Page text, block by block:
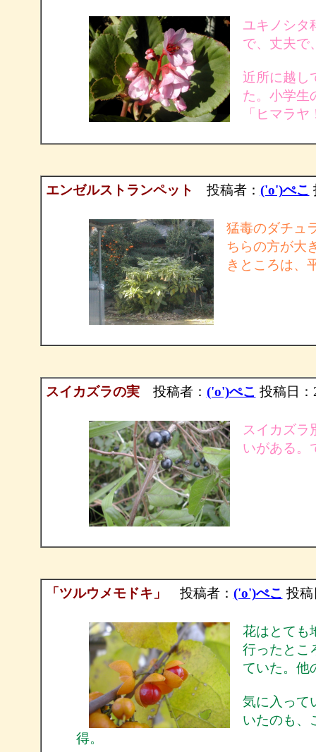
ユキノシタ
で、丈夫で
近所に越し
た。小学生
「ヒマラ
エンゼルストランペット 投稿者： ('o')ぺこ
猛毒のダチュ
ちらの方が大
きところは、
スイカズラの実投稿者： ('o')ぺこ 投稿日：
スイカズラ
いがある。
「ツルウメモドキ」 投稿者： ('o')ぺこ 投稿
花はとても
行ったとこ
ていた。他
気に入って
いたのも、
得。